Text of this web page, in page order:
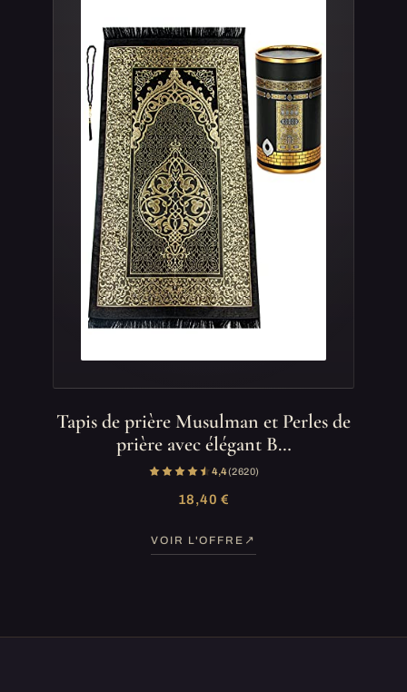
Tapis de prière Musulman et Perles de
prière avec élégant B…
4,4(2 620)
18,40 €
VOIR L'OFFRE